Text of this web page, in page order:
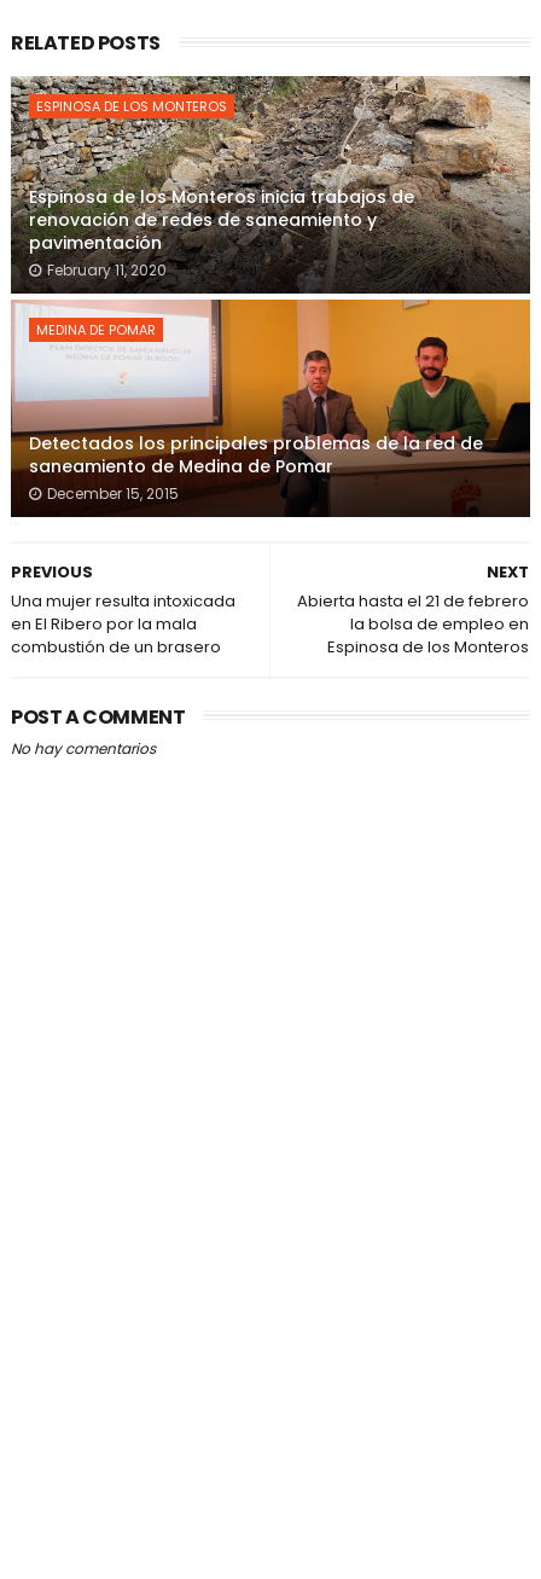
RELATED POSTS
ESPINOSA DE LOS MONTEROS
Espinosa de los Monteros inicia trabajos de
renovación de redes de saneamiento y
pavimentación
February 11, 2020
MEDINA DE POMAR
Detectados los principales problemas de la red de
saneamiento de Medina de Pomar
December 15, 2015
NEXT
Abierta hasta el 21 de febrero
la bolsa de empleo en
Espinosa de los Monteros
PREVIOUS
Una mujer resulta intoxicada
en El Ribero por la mala
combustión de un brasero
POST A COMMENT
No hay comentarios